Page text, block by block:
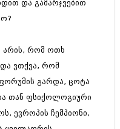
და გამარჯვებით
არის, რომ ოთხ
ვთქვა, რომ
გარდა, ცოტა
თან ფსიქოლოგიური
ევროპის ჩემპიონი,